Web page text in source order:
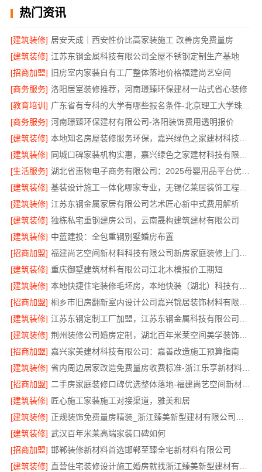
热门资讯
[建筑装修] 居安天成｜西安性价比高家装施工 改善房免费量房
[建筑装修] 江苏东钢金属科技有限公司全屋不锈钢定制生产基地
[招商加盟]
旧房室内家装自有工厂整体落地价格福建尚艺空间
[商务服务] 洛阳居室装修推荐，河南璟臻环保建材一站式省心装修
[教育培训]
广东省有专科的大学有哪些报名条件-北京理工大学珠海学院继教院
[商务服务] 河南璟臻环保建材有限公司-洛阳装饰费用透明报价
[建筑装修]
[建筑装修]
[生活服务]
湖北省惠物电子商务有限公司：2025母婴用品平台优缺点分析
[建筑装修]
基装设计施工一体化哪家专业，无锡亿莱居装饰工程材料有限公司
[建筑装修] 江苏东钢金属家居有限公司艺术匠心新中式费用解析
[建筑装修] 独栋私宅重钢建房公司，云南晟构建筑建材有限公司
[建筑装修] 中蓝建投：全包重钢别墅婚房布置
[招商加盟]
[建筑装修] 重庆御墅建筑材料有限公司江北木模报价工期短
[建筑装修]
[招商加盟]
[建筑装修]
[建筑装修]
荆州装修公司婚房定制，湖北百年米莱空间美学装饰材料有限公司专属设计方案
[招商加盟] 嘉兴家美建材科技有限公司：嘉善改造施工预算指南
[建筑装修]
省内周边居家改造免费量房收费标准-浙江乐享新材料有限公司
[招商加盟]
二手房家庭装修口碑优选整体落地-福建尚艺空间新材料科技有限公司
[建筑装修] 匠心施工家装施工对接渠道，雅美和居
[建筑装修]
[建筑装修] 武汉百年米莱高端家装口碑如何
[招商加盟] 邯郸装修新材料首选邯郸至臻全宅新材料有限公司
[建筑装修]